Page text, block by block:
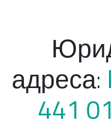
адреса:
441